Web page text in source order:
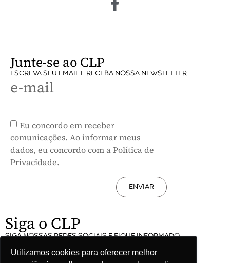
Utilizamos cookies para oferecer melhor
Junte-se ao CLP
ESCREVA SEU EMAIL E RECEBA NOSSA NEWSLETTER
e-mail
Eu concordo em receber
comunicações. Ao informar meus
dados, eu concordo com a Política de
Privacidade.
ENVIAR
Siga o CLP
SIGA NOSSAS REDES SOCIAIS E FIQUE INFORMADO